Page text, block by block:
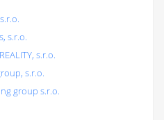
s.r.o.
s.r.o.
s.r.o.
group s.r.o.